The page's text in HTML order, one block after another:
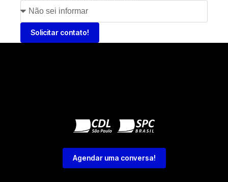
Solicitar contato!
Agendar uma conversa!